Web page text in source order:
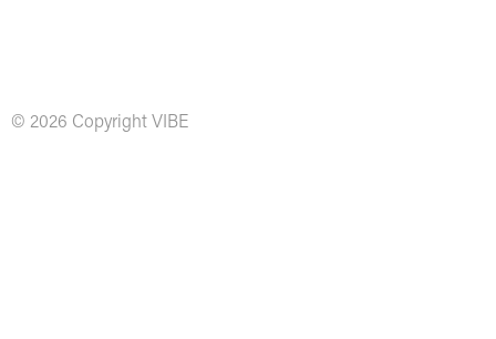
© 2026 Copyright VIBE